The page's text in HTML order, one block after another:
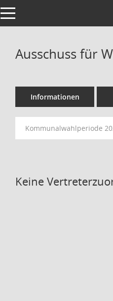
Toggle navigation
Ausschuss für
Informationen
Kommunalwahlperiode
Keine